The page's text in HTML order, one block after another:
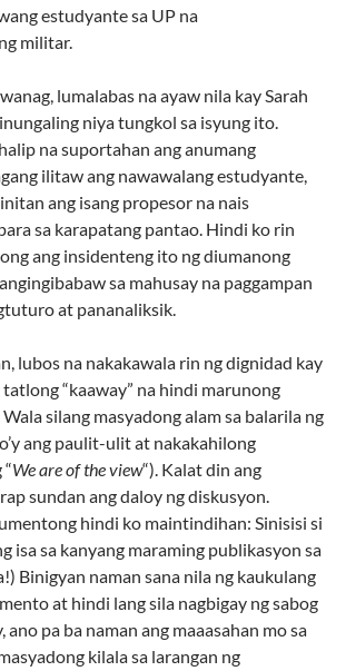
estudyante sa UP na
militar.
lumalabas na ayaw nila kay Sarah
niya tungkol sa isyung ito.
na suportahan ang anumang
ilitaw ang nawawalang estudyante,
ang isang propesor na nais
sa karapatang pantao. Hindi ko rin
ang insidenteng ito ng diumanong
sa mahusay na paggampan
at pananaliksik.
lubos na nakakawala rin ng dignidad kay
“kaaway” na hindi marunong
silang masyadong alam sa balarila ng
ang paulit-ulit at nakakahilong
We are of the view“). Kalat din ang
sundan ang daloy ng diskusyon.
hindi ko maintindihan: Sinisisi si
isa sa kanyang maraming publikasyon sa
Binigyan naman sana nila ng kaukulang
at hindi lang sila nagbigay ng sabog
pa ba naman ang maaasahan mo sa
kilala sa larangan ng